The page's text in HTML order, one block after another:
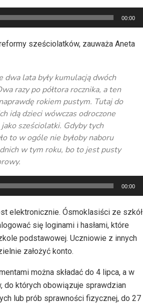
00:00
sześciolatków, zauważa Aneta
dwa lata były kumulacją dwóch
razy po półtora rocznika, a ten
rokiem pustym. Tutaj do
idą dzieci wówczas odroczone
sześciolatki. Gdyby tych
to w ogóle nie byłoby naboru
w tym roku, bo to jest pusty
00:00
elektronicznie. Ósmoklasiści ze szkół
się loginami i hasłami, które
podstawowej. Uczniowie z innych
założyć konto.
można składać do 4 lipca, a w
do których obowiązuje sprawdzian
lub prób sprawności fizycznej, do 27